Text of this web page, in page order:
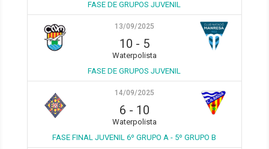
FASE DE GRUPOS JUVENIL
13/09/2025
10 - 5
Waterpolista
FASE DE GRUPOS JUVENIL
14/09/2025
6 - 10
Waterpolista
FASE FINAL JUVENIL 6º GRUPO A - 5º GRUPO B